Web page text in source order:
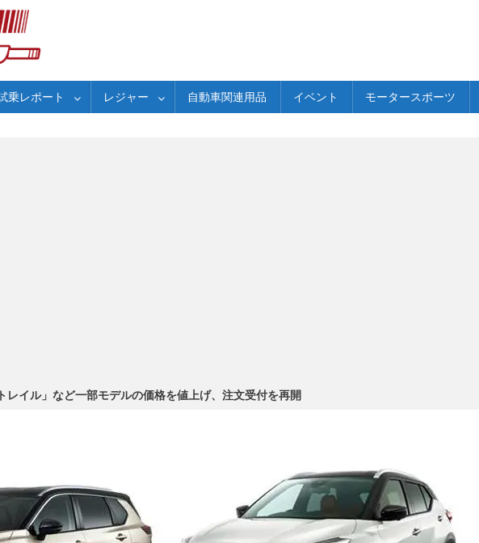
乗レポート レジャー 自動車関連用品 イベント モータースポーツ
レイル」など一部モデルの価格を値上げ、注文受付を再開